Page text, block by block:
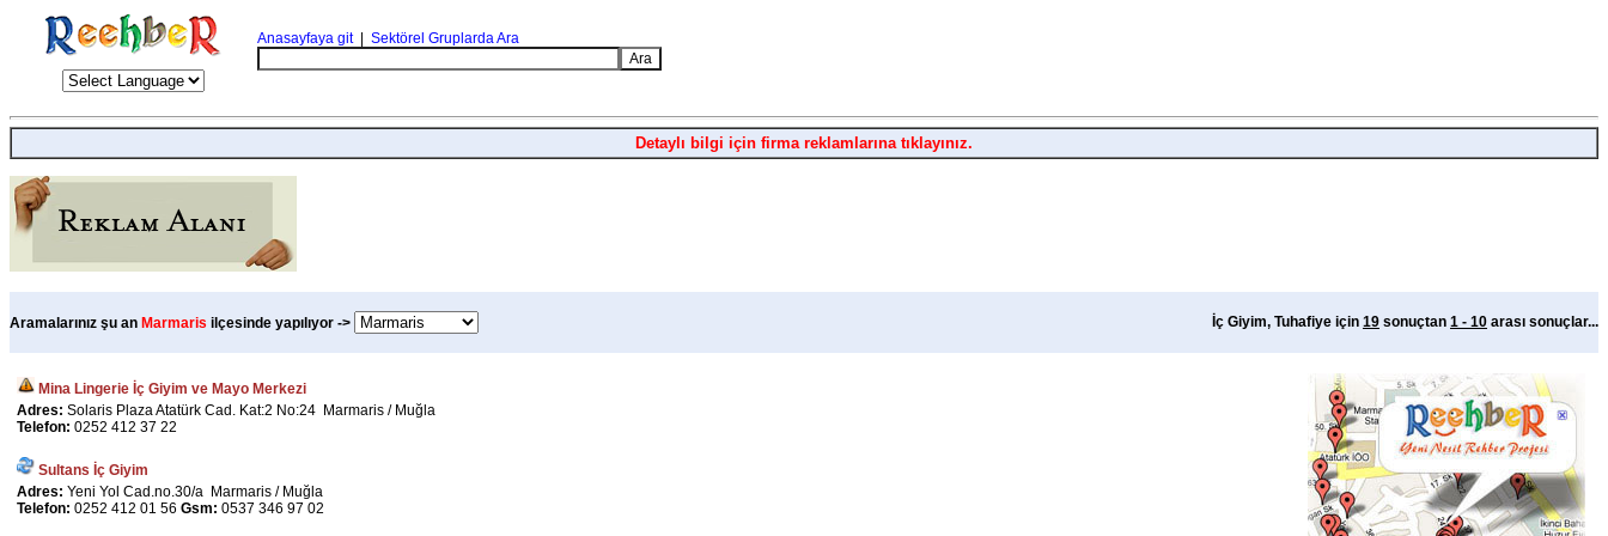
Anasayfaya git| Sektörel Gruplarda Ara
Detaylı bilgi için firma reklamlarına tıklayınız.
Aramalarınız şu an Marmaris ilçesinde yapılıyor -> İç Giyim, Tuhafiye için 19 sonuçtan 1 - 10 arası sonuçlar...
Mina Lingerie İç Giyim ve Mayo Merkezi
Adres: Solaris Plaza Atatürk Cad. Kat:2 No:24 Marmaris / Muğla
Telefon: 0252 412 37 22
Sultans İç Giyim
Adres: Yeni Yol Cad.no.30/a Marmaris / Muğla
Telefon: 0252 412 01 56 Gsm: 0537 346 97 02